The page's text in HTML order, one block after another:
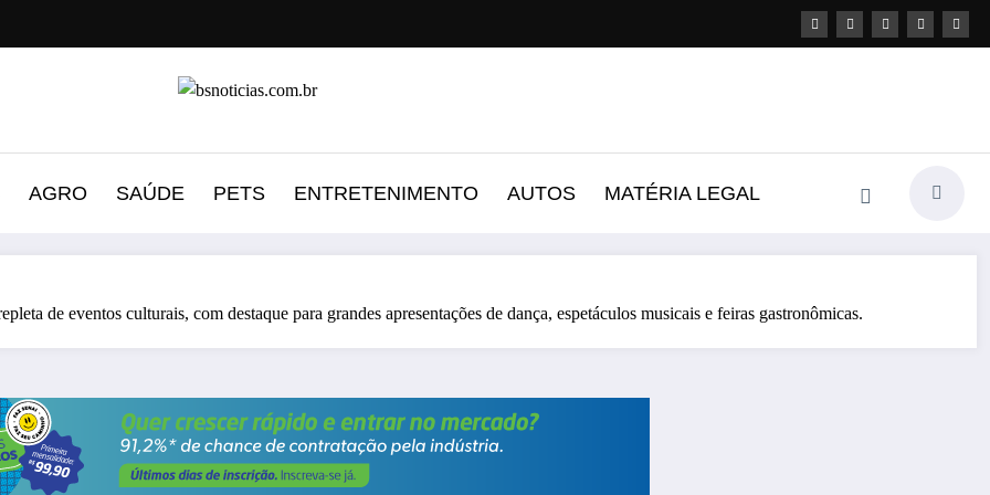
AGRO SAÚDE PETS ENTRETENIMENTO AUTOS MATÉRIA LEGAL
de eventos culturais, com destaque para grandes apresentações de dança, espetáculos musicais e feiras gastronômicas.